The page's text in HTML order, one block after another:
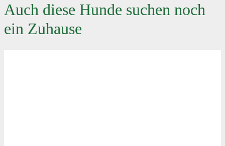
Auch diese Hunde suchen noch
ein Zuhause